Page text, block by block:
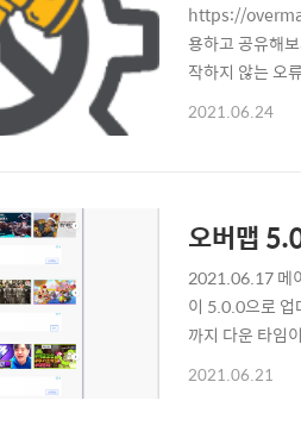
https://
용하고 공유해
작하지 않는 오
Favicon 및 이
2021.06.24
오버맵
2021.06.17 메
이 5.0.0으로
까지 다운 타임
비스 아키텍쳐
2021.06.21